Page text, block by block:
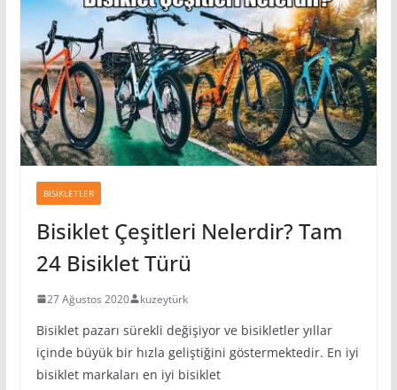
BISIKLETLER
Bisiklet Çeşitleri Nelerdir? Tam
24 Bisiklet Türü
27 Ağustos 2020 kuzeytürk
Bisiklet pazarı sürekli değişiyor ve bisikletler yıllar
içinde büyük bir hızla geliştiğini göstermektedir. En iyi
bisiklet markaları en iyi bisiklet